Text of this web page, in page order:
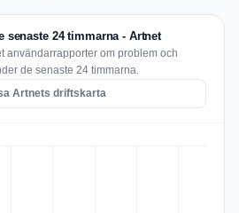
senaste 24 timmarna - Artnet
användarrapporter om problem och
de senaste 24 timmarna.
Artnets driftskarta